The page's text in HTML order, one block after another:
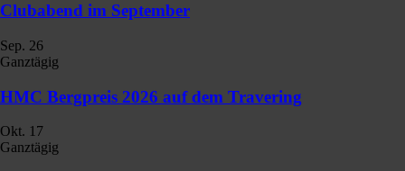
Clubabend im September
Sep. 26
Ganztägig
HMC Bergpreis 2026 auf dem Travering
Okt. 17
Ganztägig